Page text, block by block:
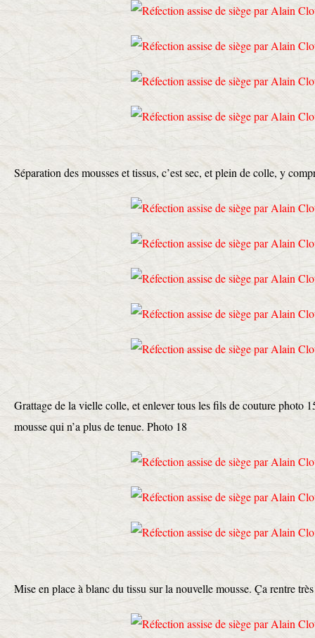
Séparation des mousses et tissus, c’est sec, et plein de colle, y
Grattage de la vielle colle, et enlever tous les fils de couture photo
mousse qui n’a plus de tenue. Photo 18
Mise en place à blanc du tissu sur la nouvelle mousse. Ça rentre